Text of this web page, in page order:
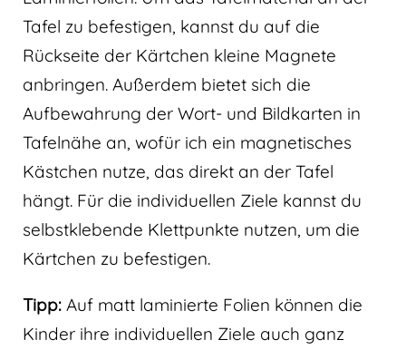
Tafel zu befestigen, kannst du auf die
Rückseite der Kärtchen kleine Magnete
anbringen. Außerdem bietet sich die
Aufbewahrung der Wort- und Bildkarten in
Tafelnähe an, wofür ich ein magnetisches
Kästchen nutze, das direkt an der Tafel
hängt. Für die individuellen Ziele kannst du
selbstklebende Klettpunkte nutzen, um die
Kärtchen zu befestigen.
Tipp: Auf matt laminierte Folien können die
Kinder ihre individuellen Ziele auch ganz